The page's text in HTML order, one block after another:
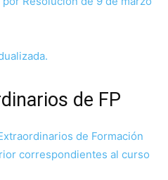
de FP
de Formación
correspondientes al curso